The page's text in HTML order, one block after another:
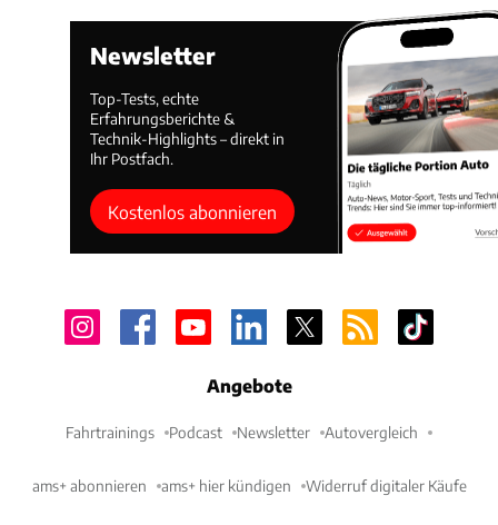
Newsletter
Top-Tests, echte
Erfahrungsberichte &
Technik-Highlights – direkt in
Ihr Postfach.
Kostenlos abonnieren
Angebote
Fahrtrainings Podcast Newsletter Autovergleich
ams+ abonnieren ams+ hier kündigen Widerruf digitaler Käufe